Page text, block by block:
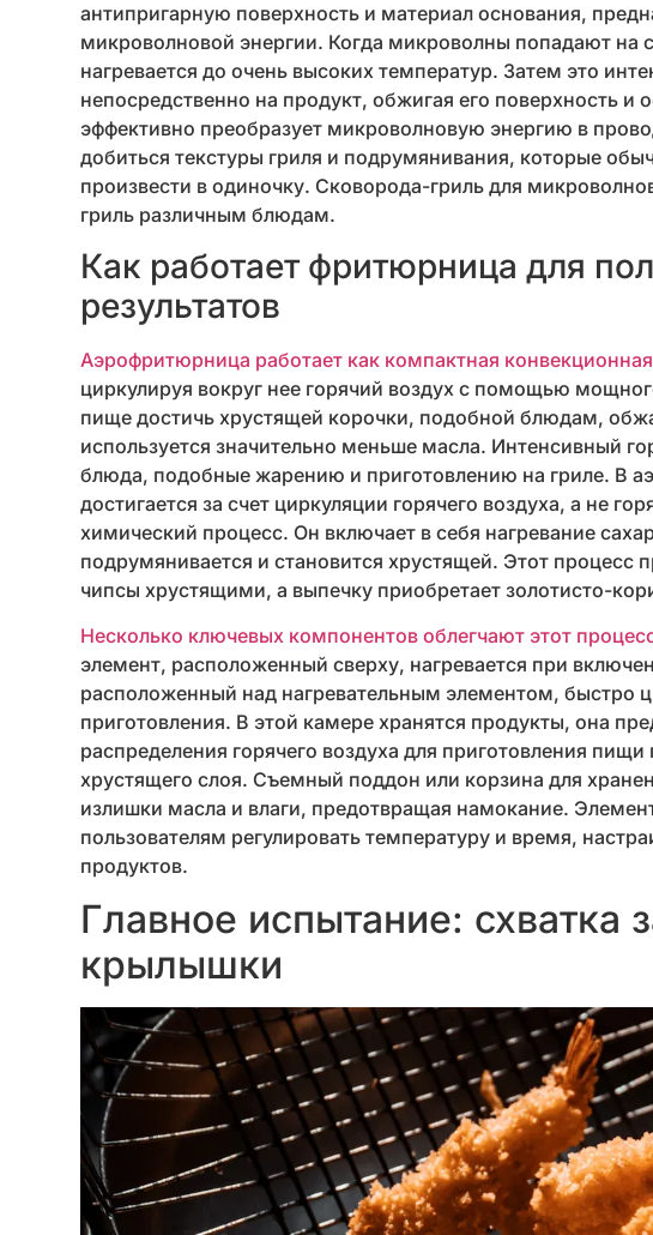
антипригарную поверхность и материал основания,
микроволновой энергии. Когда микроволны попадают на
нагревается до очень высоких температур. Затем это
непосредственно на продукт, обжигая его поверхность и
эффективно преобразует микроволновую энергию в
добиться текстуры гриля и подрумянивания, которые
произвести в одиночку. Сковорода-гриль для
гриль различным блюдам.
Как работает фритюрница для
результатов
Аэрофритюрница работает как компактная
циркулируя вокруг нее горячий воздух с помощью
пище достичь хрустящей корочки, подобной блюдам,
используется значительно меньше масла. Интенсивный
блюда, подобные жарению и приготовлению на гриле. В
достигается за счет циркуляции горячего воздуха, а не
химический процесс. Он включает в себя нагревание
подрумянивается и становится хрустящей. Этот процесс
чипсы хрустящими, а выпечку приобретает золотисто-
Несколько ключевых компонентов облегчают этот
элемент, расположенный сверху, нагревается при
расположенный над нагревательным элементом, быстро
приготовления. В этой камере хранятся продукты, она
распределения горячего воздуха для приготовления
хрустящего слоя. Съемный поддон или корзина для
излишки масла и влаги, предотвращая намокание.
пользователям регулировать температуру и время,
продуктов.
Главное испытание: схватка
крылышки